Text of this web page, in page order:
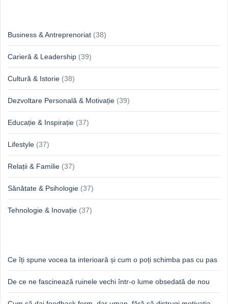
Business & Antreprenoriat (38)
Carieră & Leadership (39)
Cultură & Istorie (38)
Dezvoltare Personală & Motivație (39)
Educație & Inspirație (37)
Lifestyle (37)
Relații & Familie (37)
Sănătate & Psihologie (37)
Tehnologie & Inovație (37)
Ce îți spune vocea ta interioară și cum o poți schimba pas cu pas
De ce ne fascinează ruinele vechi într-o lume obsedată de nou